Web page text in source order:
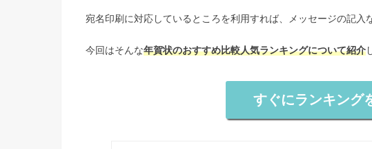
宛名印刷に対応しているところを利用すれば、メッセージの記入
今回はそんな年賀状のおすすめ比較人気ランキングについて紹介
すぐにランキング